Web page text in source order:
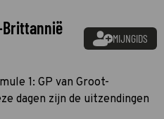
Brittannië
MIJNGIDS
1: GP van Groot-
dagen zijn de uitzendingen